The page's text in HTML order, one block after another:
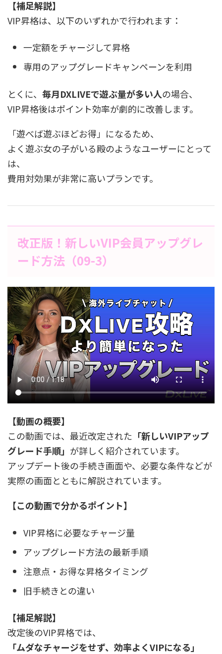
【補足解説】
VIP昇格は、以下のいずれかで行われます：
一定額をチャージして昇格
専用のアップグレードキャンペーンを利用
とくに、 毎月DXLIVEで遊ぶ量が多い人の場合、
VIP昇格後はポイント効率が劇的に改善します。
「遊べば遊ぶほどお得」になるため、
よく遊ぶ女の子がいる殿のようなユーザーにとって
は、
費用対効果が非常に高いプランです。
改正版！新しいVIP会員アップグレ
ード方法（09-3）
【動画の概要】
この動画では、最近改定された 「新しいVIPアップ
グレード手順」 が詳しく紹介されています。
アップデート後の手続き画面や、必要な条件などが
実際の画面とともに解説されています。
【この動画で分かるポイント】
VIP昇格に必要なチャージ量
アップグレード方法の最新手順
注意点・お得な昇格タイミング
旧手続きとの違い
【補足解説】
改定後のVIP昇格では、
「ムダなチャージをせず、効率よくVIPになる」